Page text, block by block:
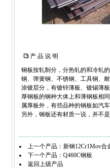
产 品 说 明
钢板按轧制分，分热轧的和冷轧
钢、弹簧钢、不锈钢、工具钢、
涂镀层分，有镀锌薄板、镀锡薄
厚钢板的钢种大体上和薄钢板相
属厚板外，有些品种的钢板如汽
另外，钢板还有材质一说，并不
上一个产品： 新钢12Cr1Mov合
下一个产品： Q460C钢板
返回上级产品